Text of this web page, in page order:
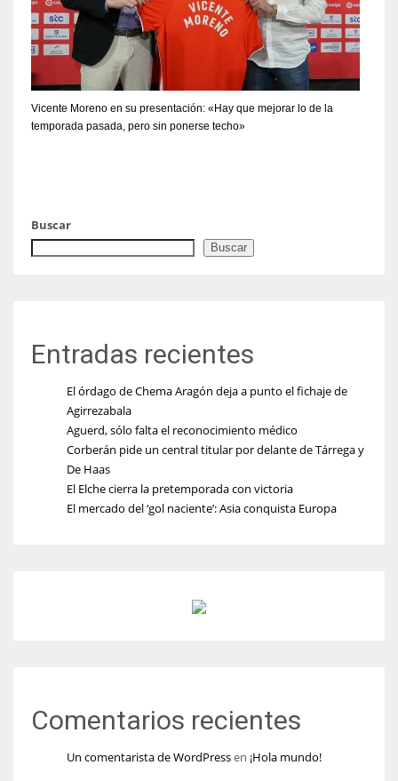
Vicente Moreno en su presentación: «Hay que mejorar lo de la
temporada pasada, pero sin ponerse techo»
Buscar
Buscar
Entradas recientes
El órdago de Chema Aragón deja a punto el fichaje de
Agirrezabala
Aguerd, sólo falta el reconocimiento médico
Corberán pide un central titular por delante de Tárrega y
De Haas
El Elche cierra la pretemporada con victoria
El mercado del ‘gol naciente’: Asia conquista Europa
Comentarios recientes
Un comentarista de WordPressen ¡Hola mundo!